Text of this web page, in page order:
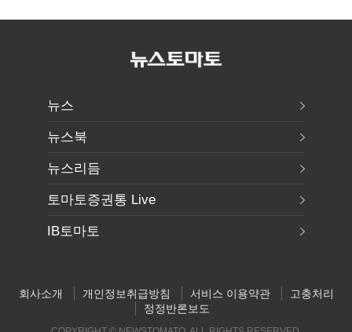
폭탄…'내로남불'" 입
관세…"미 산업
뉴스
뉴스북
뉴스리듬
토마토증권통 Live
IB토마토
회사소개 개인정보취급방침 서비스 이용약관
고충처리
정정반론보도